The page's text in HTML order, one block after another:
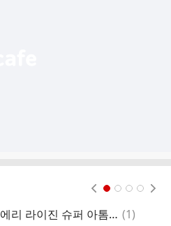
이예지,박시우,레나,스다모에리 라이진 슈퍼 아톰급 토너먼트 출전! 댓
(1)